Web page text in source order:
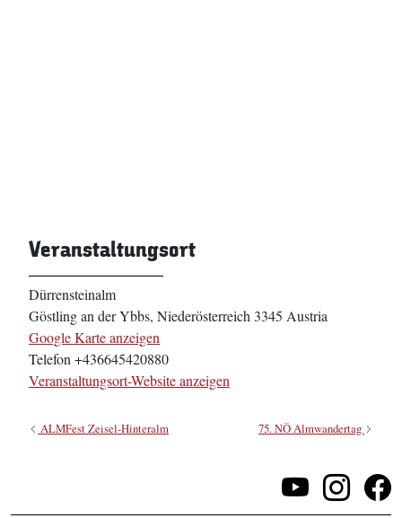
Veranstaltungsort
Dürrensteinalm
Göstling an der Ybbs, Niederösterreich 3345 Austria
Google Karte anzeigen
Telefon +436645420880
Veranstaltungsort-Website anzeigen
ALMFest Zeisel-Hinteralm 75. NÖ Almwandertag